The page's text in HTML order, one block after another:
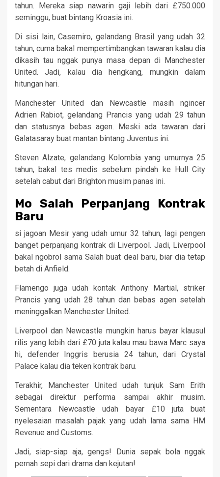
tahun. Mereka siap nawarin gaji lebih dari £750.000
seminggu, buat bintang Kroasia ini.
Di sisi lain, Casemiro, gelandang Brasil yang udah 32
tahun, cuma bakal mempertimbangkan tawaran kalau dia
dikasih tau nggak punya masa depan di Manchester
United. Jadi, kalau dia hengkang, mungkin dalam
hitungan hari.
Manchester United dan Newcastle masih ngincer
Adrien Rabiot, gelandang Prancis yang udah 29 tahun
dan statusnya bebas agen. Meski ada tawaran dari
Galatasaray buat mantan bintang Juventus ini.
Steven Alzate, gelandang Kolombia yang umurnya 25
tahun, bakal tes medis sebelum pindah ke Hull City
setelah cabut dari Brighton musim panas ini.
Mo Salah Perpanjang Kontrak
Baru
si jagoan Mesir yang udah umur 32 tahun, lagi pengen
banget perpanjang kontrak di Liverpool. Jadi, Liverpool
bakal ngobrol sama Salah buat deal baru, biar dia tetap
betah di Anfield.
Flamengo juga udah kontak Anthony Martial, striker
Prancis yang udah 28 tahun dan bebas agen setelah
meninggalkan Manchester United.
Liverpool dan Newcastle mungkin harus bayar klausul
rilis yang lebih dari £70 juta kalau mau bawa Marc saya
hi, defender Inggris berusia 24 tahun, dari Crystal
Palace kalau dia teken kontrak baru.
Terakhir, Manchester United udah tunjuk Sam Erith
sebagai direktur performa sampai akhir musim.
Sementara Newcastle udah bayar £10 juta buat
nyelesaian masalah pajak yang udah lama sama HM
Revenue and Customs.
Jadi, siap-siap aja, gengs! Dunia sepak bola nggak
pernah sepi dari drama dan kejutan!